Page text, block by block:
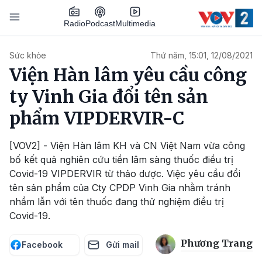
Nhảy đến nội dung
RadioPodcastMultimedia
Sức khỏe Thứ năm, 15:01, 12/08/2021
Viện Hàn lâm yêu cầu công
ty Vinh Gia đổi tên sản
phẩm VIPDERVIR-C
[VOV2] - Viện Hàn lâm KH và CN Việt Nam vừa công
bố kết quả nghiên cứu tiền lâm sàng thuốc điều trị
Covid-19 VIPDERVIR từ thảo dược. Việc yêu cầu đổi
tên sản phẩm của Cty CPDP Vinh Gia nhằm tránh
nhầm lẫn với tên thuốc đang thử nghiệm điều trị
Covid-19.
Facebook Gửi mail Phương Trang